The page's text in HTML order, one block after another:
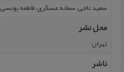
سعید ناجی، سمانه عسکری، فاطمه یونسی
محل نشر
تهران
ناشر